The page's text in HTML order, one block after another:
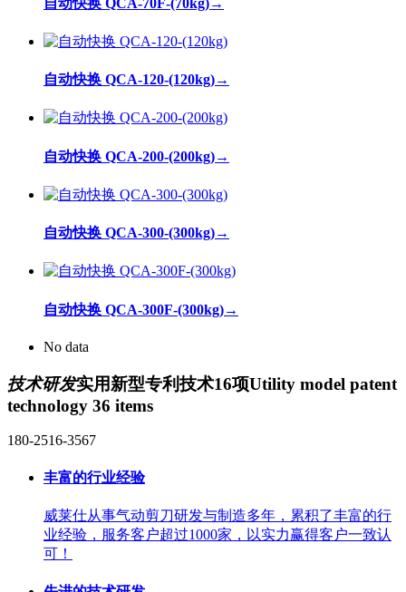
自动快换 QCA-120-(120kg)→
自动快换 QCA-200-(200kg)→
自动快换 QCA-300-(300kg)→
自动快换 QCA-300F-(300kg)→
No data
技术研发实用新型专利技术16项Utility model patent
technology 36 items
180-2516-3567
丰富的行业经验
威莱仕从事气动剪刀研发与制造多年，累积了丰富的行
业经验，服务客户超过1000家，以实力赢得客户一致认
可！